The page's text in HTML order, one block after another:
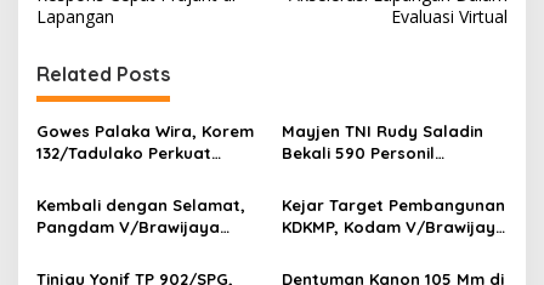
t
a
v
i
a
Lapangan
Evaluasi Virtual
Related Posts
Gowes Palaka Wira, Korem
132/Tadulako Perkuat
Mayjen TNI Rudy Saladin
Bekali 590 Personil
TP Jajaran Kodam
V/Brawijaya
Kembali dengan Selamat,
Pangdam V/Brawijaya
Satgas Yonif 521/DY di
Kejar Target Pembangunan
KDKMP, Kodam V/Brawijaya
Lapangan
Tinjau Yonif TP 902/SPG, Dentuman Kanon 105 Mm di